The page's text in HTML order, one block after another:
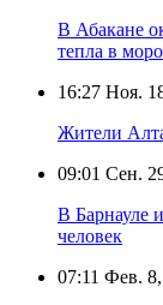
В Абакане
тепла в
16:27 Ноя.
Жители
09:01 Сен.
В Барнауле
человек
07:11 Фев.